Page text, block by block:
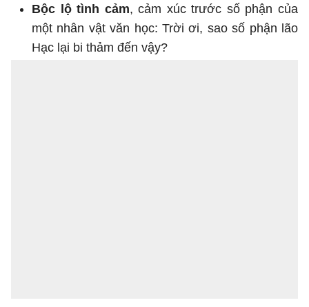
Bộc lộ tình cảm, cảm xúc trước số phận của
một nhân vật văn học: Trời ơi, sao số phận lão
Hạc lại bi thảm đến vậy?